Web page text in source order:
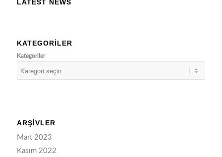
LATEST NEWS
KATEGORILER
Kategoriler
ARŞIVLER
Mart 2023
Kasım 2022